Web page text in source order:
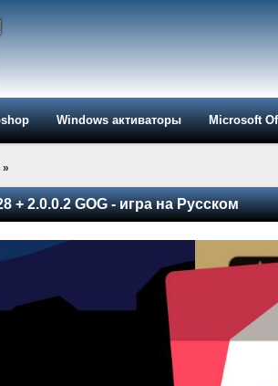
Windows активаторы Microsoft
»
+ 2.0.0.2 GOG - игра на Русском